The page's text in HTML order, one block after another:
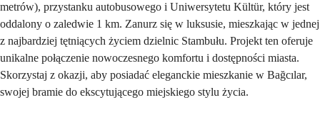
metrów), przystanku autobusowego i Uniwersytetu Kültür, który jest
oddalony o zaledwie 1 km. Zanurz się w luksusie, mieszkając w jednej
z najbardziej tętniących życiem dzielnic Stambułu. Projekt ten oferuje
unikalne połączenie nowoczesnego komfortu i dostępności miasta.
Skorzystaj z okazji, aby posiadać eleganckie mieszkanie w Bağcılar,
swojej bramie do ekscytującego miejskiego stylu życia.